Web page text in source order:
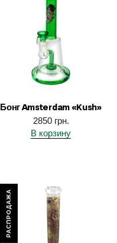
Бонг Amsterdam «Kush»
2850 грн.
В корзину
РАСПРОДАЖА